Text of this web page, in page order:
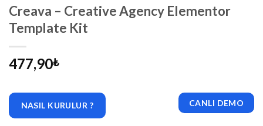
Creava – Creative Agency Elementor
Template Kit
477,90₺
NASIL KURULUR ? CANLI DEMO